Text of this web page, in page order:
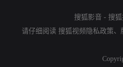
搜狐影音 - 搜
请仔细阅读 搜狐视频隐私政策、